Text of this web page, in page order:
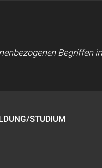
Begriffen
STUDIUM